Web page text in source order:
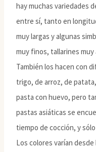
hay muchas variedades
entre sí, tanto en
muy largas y algunas
muy finos, tallarines
También los hacen con
trigo, de arroz, de
pasta con huevo, pero
pastas asiáticas se
tiempo de cocción, y
Los colores varían